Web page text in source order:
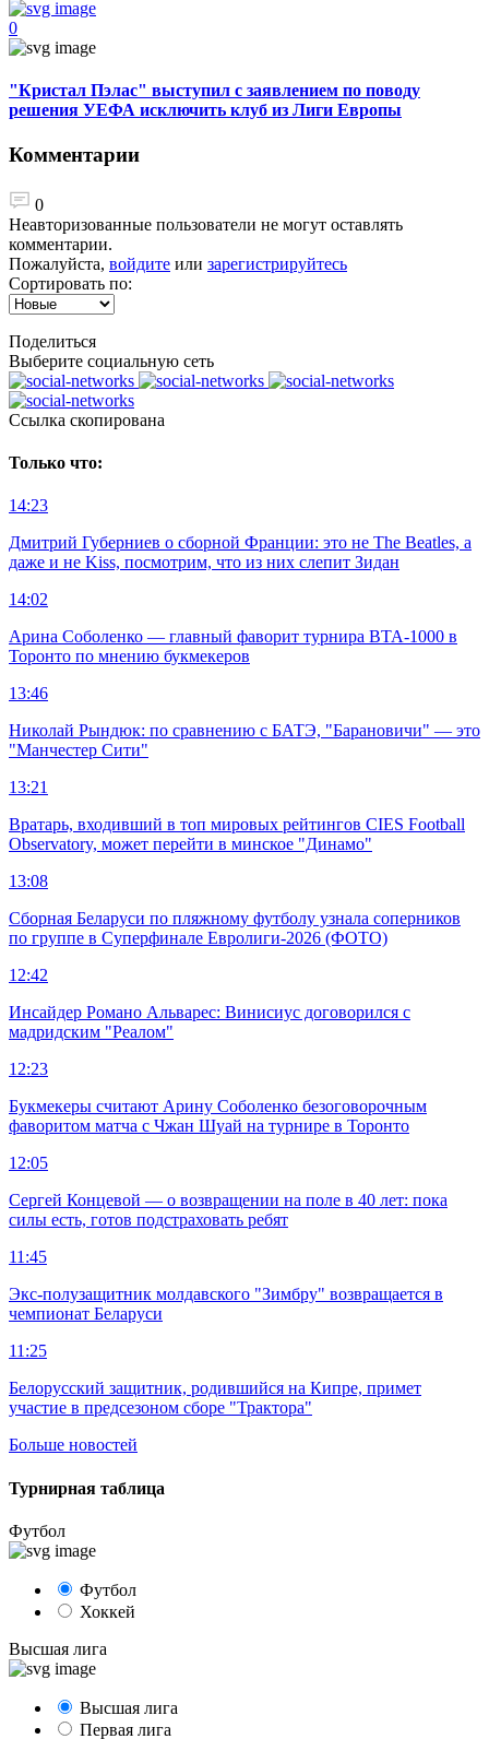
0
"Кристал Пэлас" выступил с заявлением по поводу
решения УЕФА исключить клуб из Лиги Европы
Комментарии
0
Неавторизованные пользователи не могут оставлять
комментарии.
Пожалуйста, войдите или зарегистрируйтесь
Сортировать по:
Поделиться
Выберите социальную сеть
Ccылка скопирована
Только что:
14:23
Дмитрий Губерниев о сборной Франции: это не The Beatles, а
даже и не Kiss, посмотрим, что из них слепит Зидан
14:02
Арина Соболенко — главный фаворит турнира ВТА-1000 в
Торонто по мнению букмекеров
13:46
Николай Рындюк: по сравнению с БАТЭ, "Барановичи" — это
"Манчестер Сити"
13:21
Вратарь, входивший в топ мировых рейтингов CIES Football
Observatory, может перейти в минское "Динамо"
13:08
Сборная Беларуси по пляжному футболу узнала соперников
по группе в Суперфинале Евролиги-2026 (ФОТО)
12:42
Инсайдер Романо Альварес: Винисиус договорился с
мадридским "Реалом"
12:23
Букмекеры считают Арину Соболенко безоговорочным
фаворитом матча с Чжан Шуай на турнире в Торонто
12:05
Сергей Концевой — о возвращении на поле в 40 лет: пока
силы есть, готов подстраховать ребят
11:45
Экс-полузащитник молдавского "Зимбру" возвращается в
чемпионат Беларуси
11:25
Белорусский защитник, родившийся на Кипре, примет
участие в предсезоном сборе "Трактора"
Больше новостей
Турнирная таблица
Футбол
Футбол
Хоккей
Высшая лига
Высшая лига
Первая лига